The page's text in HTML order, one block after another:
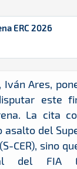
ERC 2026
Iván Ares,
este
La cita
asalto del
CER), sino
del FIA